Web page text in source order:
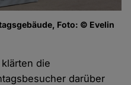
Foto: © Evelin
die
darüber